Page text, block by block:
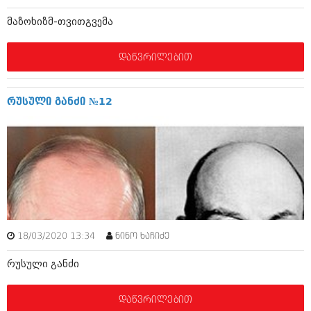
ოქტომბერი 2017 (231)
სექტემბერი 2017 (261)
აგვისტო 2017 (212)
ივლისი 2017 (233)
მაისი 2017 (216)
მარტი 2017 (212)
თებერვალი 2017 (205)
იანვარი 2017 (246)
დეკემბერი 2016 (207)
ნოემბერი 2016 (207)
ოქტომბერი 2016 (257)
სექტემბერი 2016 (224)
აგვისტო 2016 (258)
ივლისი 2016 (211)
ივნისი 2016 (221)
მაისი 2016 (261)
თებერვალი 2016 (250)
მაზოხიზმ-თვითგვემა
დაწვრილებით
რუსული განძი №12
18/03/2020 13:34 ნინო ხაჩიძე
რუსული განძი
დაწვრილებით